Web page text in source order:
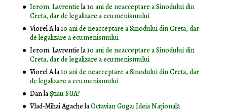
Ierom. Lavrentiela10 ani de neacceptare a Sinodului din
Creta, dar de legalizare a ecumenismului
Viorel Ala10 ani de neacceptare a Sinodului din Creta, dar
de legalizare a ecumenismului
Ierom. Lavrentiela10 ani de neacceptare a Sinodului din
Creta, dar de legalizare a ecumenismului
Viorel Ala10 ani de neacceptare a Sinodului din Creta, dar
de legalizare a ecumenismului
DanlaȘtiau SUA?
Vlad-Mihai AgachelaOctavian Goga: Ideia Naţională